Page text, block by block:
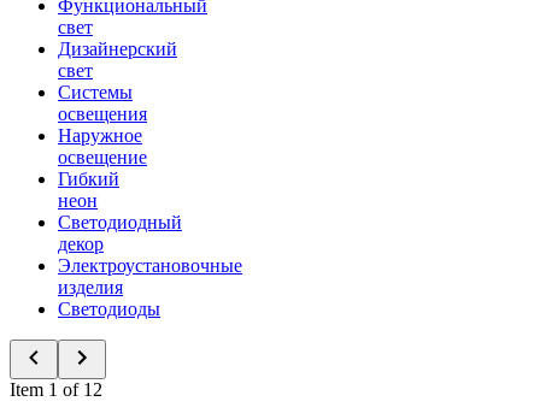
Функциональный
свет
Дизайнерский
свет
Системы
освещения
Наружное
освещение
Гибкий
неон
Светодиодный
декор
Электроустановочные
изделия
Светодиоды
Item 1 of 12